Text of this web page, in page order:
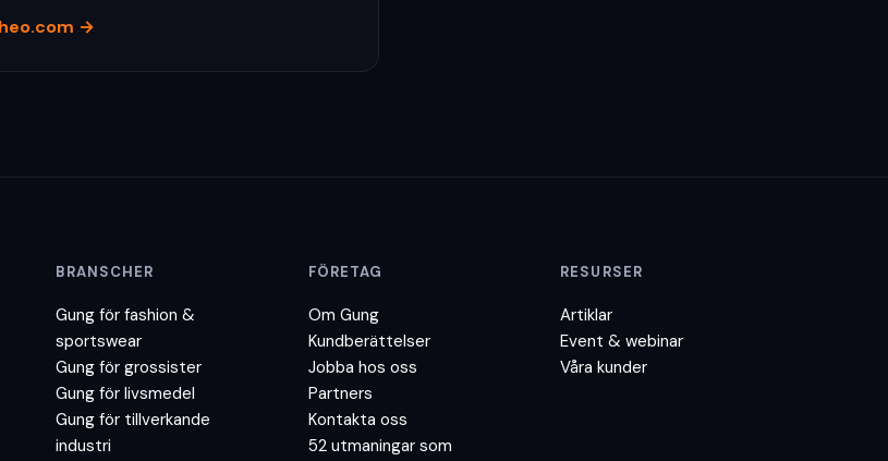
→
BRANSCHER
Gung för fashion &
sportswear
Gung för grossister
Gung för livsmedel
Gung för tillverkande
industri
FÖRETAG
Om Gung
Kundberättelser
Jobba hos oss
Partners
Kontakta oss
52 utmaningar som
RESURSER
Artiklar
Event & webinar
Våra kunder